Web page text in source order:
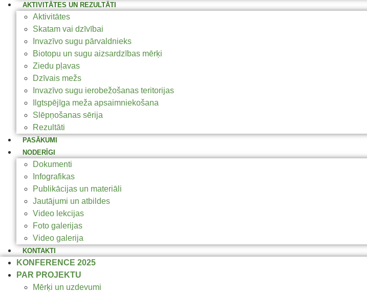
AKTIVITĀTES UN REZULTĀTI
Aktivitātes
Skatam vai dzīvībai
Invazīvo sugu pārvaldnieks
Biotopu un sugu aizsardzības mērķi
Ziedu pļavas
Dzīvais mežs
Invazīvo sugu ierobežošanas teritorijas
Ilgtspējīga meža apsaimniekošana
Slēpņošanas sērija
Rezultāti
PASĀKUMI
NODERĪGI
Dokumenti
Infografikas
Publikācijas un materiāli
Jautājumi un atbildes
Video lekcijas
Foto galerijas
Video galerija
KONTAKTI
KONFERENCE 2025
PAR PROJEKTU
Mērķi un uzdevumi